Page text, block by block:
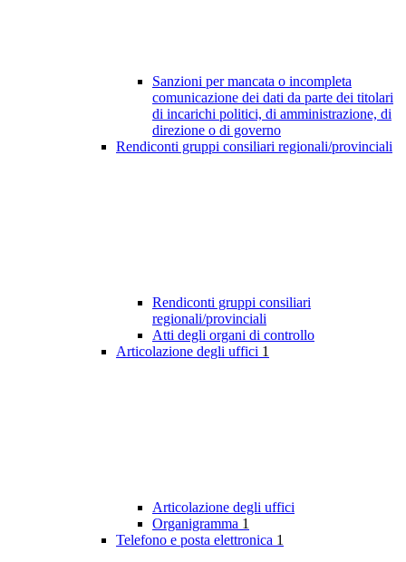
Sanzioni per mancata o incompleta
comunicazione dei dati da parte dei titolari
di incarichi politici, di amministrazione, di
direzione o di governo
Rendiconti gruppi consiliari regionali/provinciali
Rendiconti gruppi consiliari
regionali/provinciali
Atti degli organi di controllo
Articolazione degli uffici 1
Articolazione degli uffici
Organigramma 1
Telefono e posta elettronica 1